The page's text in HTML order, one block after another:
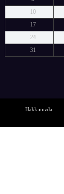
10
17
24
31
Hakkımızda